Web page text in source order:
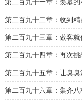
第二百九十一章：羡慕的
第二百九十二章：收到精
第二百九十三章：做客就
第二百九十四章：再次挑
第二百九十五章：让臭臭
第二百九十六章：集齐八